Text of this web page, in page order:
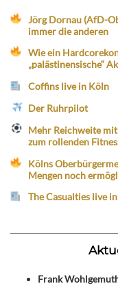
Jörg Dornau (AfD-
immer die anderen
Wie ein
„palästinensische“
Coffins live in Köln
Der Ruhrpilot
Mehr Reichweite
zum rollenden
Kölns
Mengen noch
The Casualties live
Frank